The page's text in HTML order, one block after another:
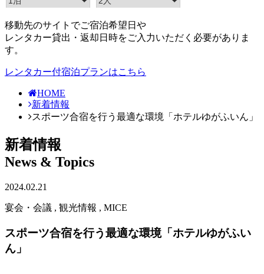
移動先のサイトでご宿泊希望日や
レンタカー貸出・返却日時をご入力いただく必要がありま
す。
レンタカー付宿泊プランはこちら
HOME
新着情報
スポーツ合宿を行う最適な環境「ホテルゆがふいん」
新着情報
News & Topics
2024.02.21
宴会・会議 , 観光情報 , MICE
スポーツ合宿を行う最適な環境「ホテルゆがふい
ん」